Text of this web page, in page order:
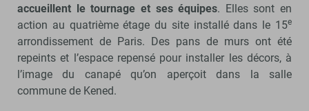
accueillent le tournage et ses équipes. Elles sont en
action au quatrième étage du site installé dans le 15e
arrondissement de Paris. Des pans de murs ont été
repeints et l’espace repensé pour installer les décors, à
l’image du canapé qu’on aperçoit dans la salle
commune de Kened.